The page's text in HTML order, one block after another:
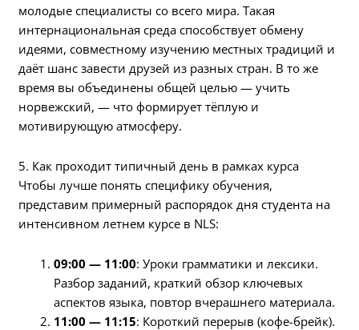
молодые специалисты со всего мира. Такая
интернациональная среда способствует обмену
идеями, совместному изучению местных традиций и
даёт шанс завести друзей из разных стран. В то же
время вы объединены общей целью — учить
норвежский, — что формирует тёплую и
мотивирующую атмосферу.
5. Как проходит типичный день в рамках курса
Чтобы лучше понять специфику обучения,
представим примерный распорядок дня студента на
интенсивном летнем курсе в NLS:
09:00 — 11:00: Уроки грамматики и лексики.
Разбор заданий, краткий обзор ключевых
аспектов языка, повтор вчерашнего материала.
11:00 — 11:15: Короткий перерыв (кофе-брейк).